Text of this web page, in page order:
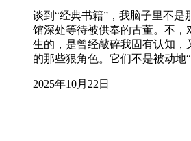
谈到“经典书籍”，我脑子里不是
馆深处等待被供奉的古董。不，
生的，是曾经敲碎我固有认知，
的那些狠角色。它们不是被动
2025年10月22日